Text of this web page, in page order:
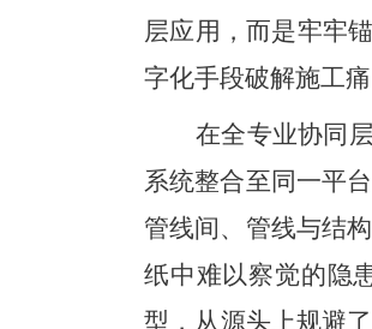
层应用，而是牢牢
字化手段破解施工痛
在全专业协同
系统整合至同一平
管线间、管线与结
纸中难以察觉的隐
型，从源头上规避